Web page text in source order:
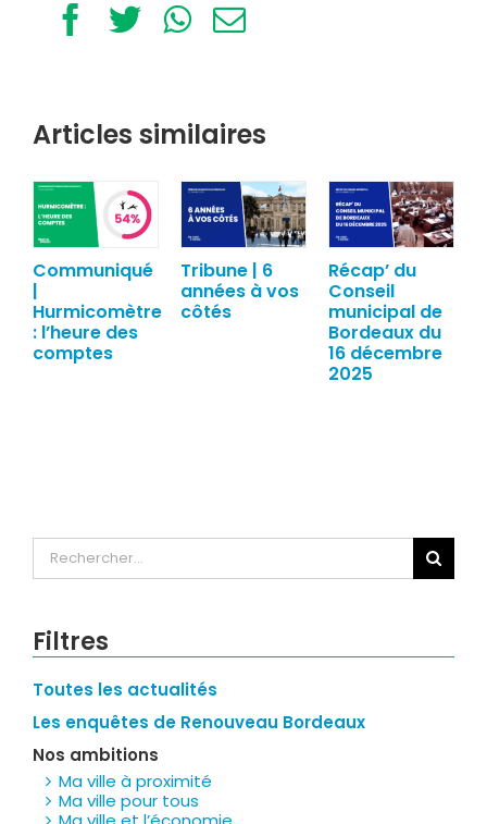
Facebook
TwitterWhatsApp
Email
Articles similaires
Communiqué
|
Hurmicomètre
: l’heure des
comptes
Tribune | 6
années à vos
côtés
Récap’ du
Conseil
municipal de
Bordeaux du
16 décembre
2025
Rechercher:
Filtres
Toutes les actualités
Les enquêtes de Renouveau Bordeaux
Nos ambitions
Ma ville à proximité
Ma ville pour tous